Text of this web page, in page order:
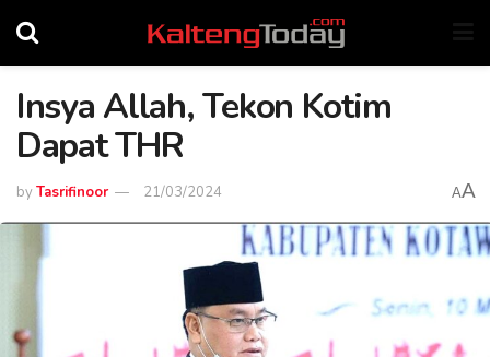
Insya Allah, Tekon Kotim
Dapat THR
byTasrifinoor 21/03/2024 AA